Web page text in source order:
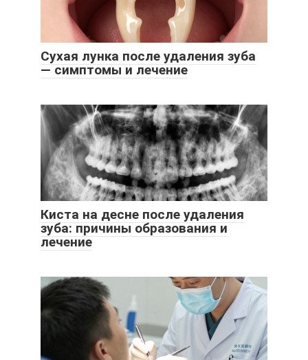
Сухая лунка после удаления зуба
— симптомы и лечение
Киста на десне после удаления
зуба: причины образования и
лечение